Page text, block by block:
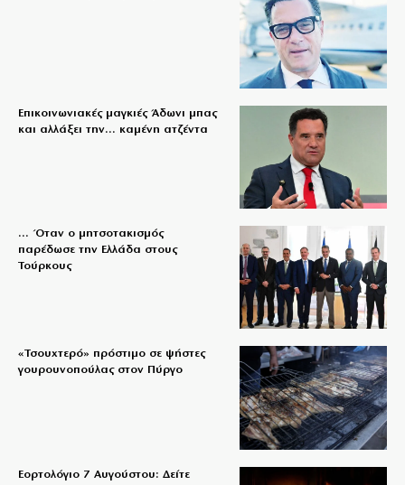
Επικοινωνιακές μαγκιές Άδωνι μπας
και αλλάξει την… καμένη ατζέντα
… Όταν ο μητσοτακισμός
παρέδωσε την Ελλάδα στους
Τούρκους
«Τσουχτερό» πρόστιμο σε ψήστες
γουρουνοπούλας στον Πύργο
Εορτολόγιο 7 Αυγούστου: Δείτε